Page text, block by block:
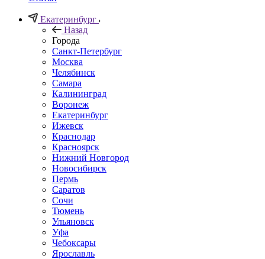
Екатеринбург
Назад
Города
Санкт-Петербург
Москва
Челябинск
Самара
Калининград
Воронеж
Екатеринбург
Ижевск
Краснодар
Красноярск
Нижний Новгород
Новосибирск
Пермь
Саратов
Сочи
Тюмень
Ульяновск
Уфа
Чебоксары
Ярославль